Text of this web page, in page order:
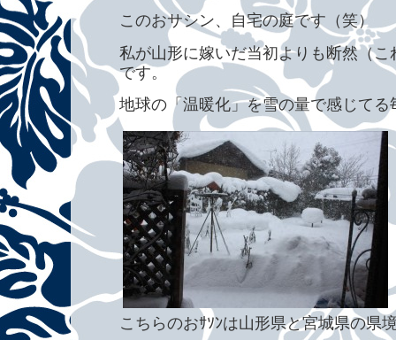
このおサシン、自宅の庭です（笑）
私が山形に嫁いだ当初よりも断然（
です。
地球の「温暖化」を雪の量で感じて
こちらのおｻｿﾝは山形県と宮城県の県